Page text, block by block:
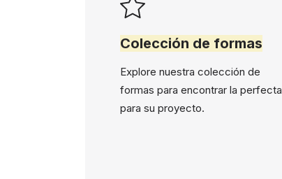
Colección de formas
Explore nuestra colección de
formas para encontrar la perfecta
para su proyecto.